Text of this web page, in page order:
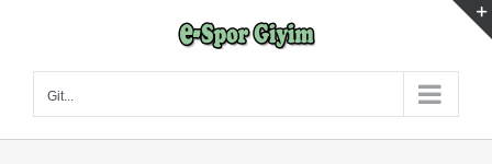
Git...